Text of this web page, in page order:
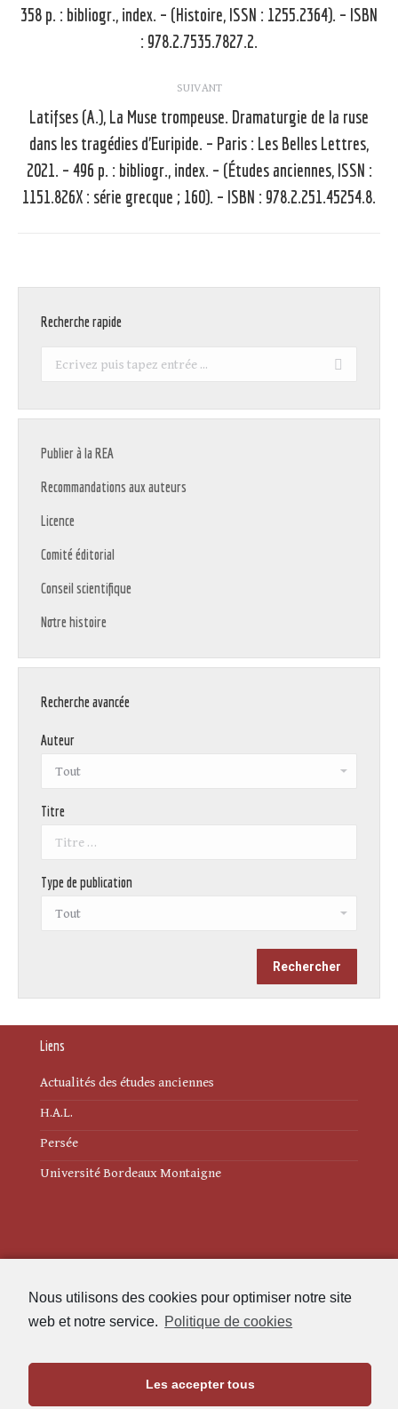
Nous utilisons des cookies pour optimiser notre site
web et notre service. Politique de cookies
Les accepter tous
précédent
:
358 p. : bibliogr., index. – (Histoire, ISSN : 1255.2364). – ISBN
: 978.2.7535.7827.2.
SUIVANT
Article
suivant
:
Latifses (A.), La Muse trompeuse. Dramaturgie de la ruse
dans les tragédies d’Euripide. – Paris : Les Belles Lettres,
2021. – 496 p. : bibliogr., index. – (Études anciennes, ISSN :
1151.826X : série grecque ; 160). – ISBN : 978.2.251.45254.8.
Recherche rapide
Recherche
Publier à la REA
Recommandations aux auteurs
Licence
Comité éditorial
Conseil scientifique
Notre histoire
Recherche avancée
Auteur
Titre
Type de publication
Liens
Actualités des études anciennes
H.A.L.
Persée
Université Bordeaux Montaigne
Politique de cookies (UE)